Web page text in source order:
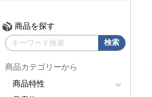
商品を探す
商品カテゴリーから
商品特性